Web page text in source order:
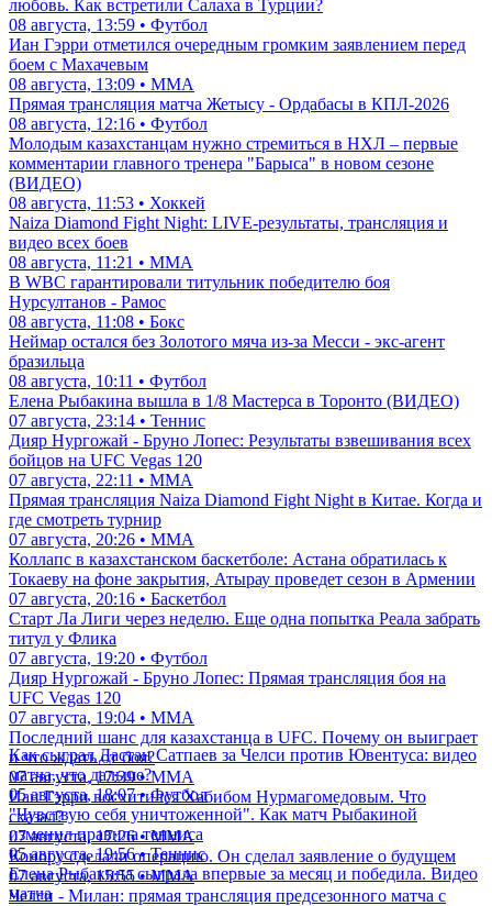
любовь. Как встретили Салаха в Турции?
08 августа, 13:59 • Футбол
Иан Гэрри отметился очередным громким заявлением перед
боем с Махачевым
08 августа, 13:09 • ММА
Прямая трансляция матча Жетысу - Ордабасы в КПЛ-2026
08 августа, 12:16 • Футбол
Молодым казахстанцам нужно стремиться в НХЛ – первые
комментарии главного тренера "Барыса" в новом сезоне
(ВИДЕО)
08 августа, 11:53 • Хоккей
Naiza Diamond Fight Night: LIVE-результаты, трансляция и
видео всех боев
08 августа, 11:21 • ММА
В WBC гарантировали титульник победителю боя
Нурсултанов - Рамос
08 августа, 11:08 • Бокс
Неймар остался без Золотого мяча из-за Месси - экс-агент
бразильца
08 августа, 10:11 • Футбол
Елена Рыбакина вышла в 1/8 Мастерса в Торонто (ВИДЕО)
07 августа, 23:14 • Теннис
Дияр Нургожай - Бруно Лопес: Результаты взвешивания всех
бойцов на UFC Vegas 120
07 августа, 22:11 • ММА
Прямая трансляция Naiza Diamond Fight Night в Китае. Когда и
где смотреть турнир
07 августа, 20:26 • ММА
Коллапс в казахстанском баскетболе: Астана обратилась к
Токаеву на фоне закрытия, Атырау проведет сезон в Армении
07 августа, 20:16 • Баскетбол
Старт Ла Лиги через неделю. Еще одна попытка Реала забрать
титул у Флика
07 августа, 19:20 • Футбол
Дияр Нургожай - Бруно Лопес: Прямая трансляция боя на
UFC Vegas 120
07 августа, 19:04 • ММА
Последний шанс для казахстанца в UFC. Почему он выиграет
и что ждать от боя?
07 августа, 17:39 • ММА
Иан Гэрри восхитился Хабибом Нурмагомедовым. Что
сказал?
07 августа, 17:26 • ММА
Конору сделали операцию. Он сделал заявление о будущем
07 августа, 15:55 • ММА
Челси - Милан: прямая трансляция предсезонного матча с
Как сыграл Дастан Сатпаев за Челси против Ювентуса: видео
матча, что дальше?
05 августа, 18:07 • Футбол
"Чувствую себя уничтоженной". Как матч Рыбакиной
изменил правила тенниса
05 августа, 19:56 • Теннис
Елена Рыбакина сыграла впервые за месяц и победила. Видео
матча